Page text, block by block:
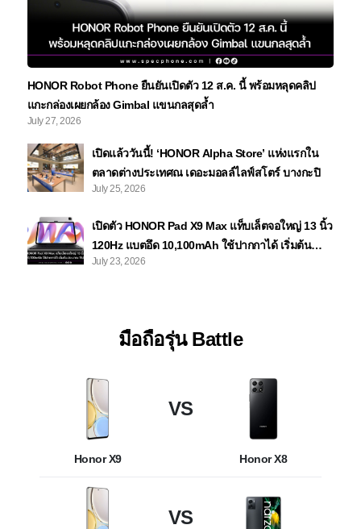
HONOR Robot Phone ยืนยันเปิดตัว 12 ส.ค. นี้ พร้อมหลุดคลิป
แกะกล่องเผยกล้อง Gimbal แขนกลสุดล้ำ
July 27, 2026
เปิดแล้ววันนี้! ‘HONOR Alpha Store’ แห่งแรกใน
ตลาดต่างประเทศณ เดอะมอลล์ไลฟ์สโตร์ บางกะปิ
July 25, 2026
เปิดตัว HONOR Pad X9 Max แท็บเล็ตจอใหญ่ 13 นิ้ว
120Hz แบตอึด 10,100mAh ใช้ปากกาได้ เริ่มต้น
ประมาณ 15,800 บาท
July 23, 2026
มือถือรุ่น Battle
Honor X9
VS
Honor X8
VS